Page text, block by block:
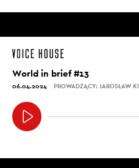
World in brief #13
06.04.2024 PROWADZĄCY: JAROSŁAW